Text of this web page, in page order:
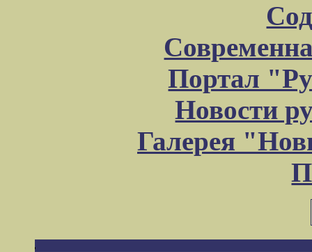
Портал
Новости
Галерея